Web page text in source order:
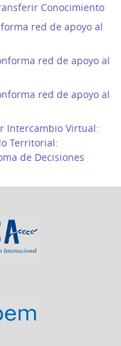
Conocimiento
red de apoyo al
red de apoyo al
red de apoyo al
Intercambio Virtual:
Territorial:
de Decisiones